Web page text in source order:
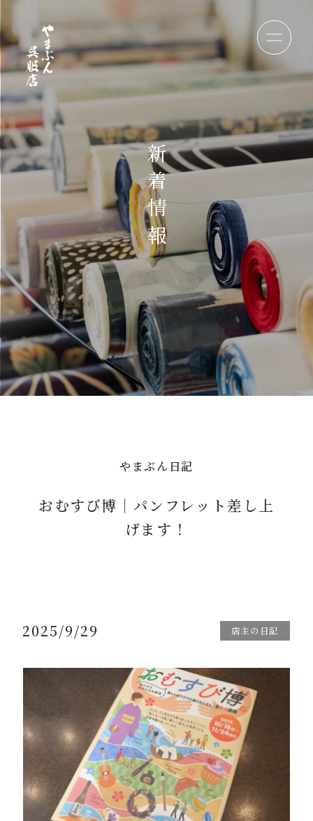
新
着
情
報
やまぶん日記
おむすび博｜パンフレット差し上
げます！
店主の日記
2025/9/29